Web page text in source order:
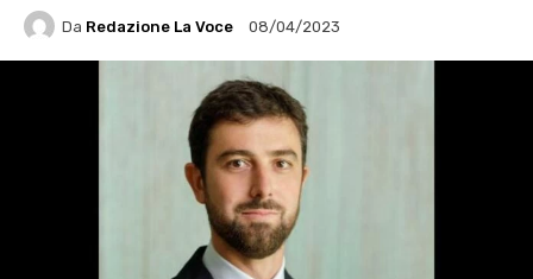
Da Redazione La Voce 08/04/2023